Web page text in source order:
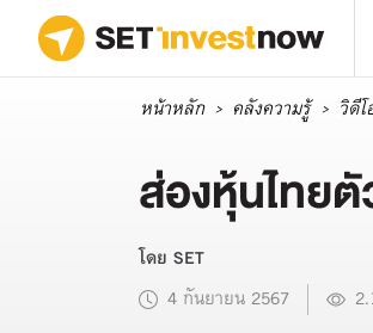
หน้าหลัก คลังความรู้ วิดีโ
ส่องหุ้นไทย
โดย SET
4 กันยายน 2567